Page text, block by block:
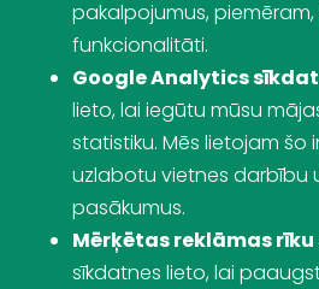
pakalpojumus,
funkcionalitāti.
Google Analytics
lieto, lai iegūtu mūsu
statistiku. Mēs lietojam šo
uzlabotu vietnes darbību
pasākumus.
Mērķētas reklāmas
sīkdatnes lieto, lai